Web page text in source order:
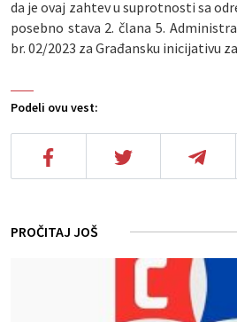
Podeli ovu vest:
da je ovaj zahtev u suprotnosti sa
posebno stava 2. člana 5.
br. 02/2023 za Građansku inicijativu
PROČITAJ JOŠ